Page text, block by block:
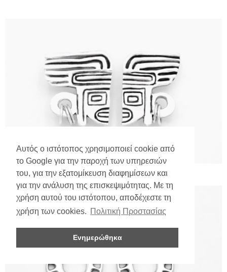
Αυτός ο ιστότοπος χρησιμοποιεί cookie από
το Google για την παροχή των υπηρεσιών
του, για την εξατομίκευση διαφημίσεων και
για την ανάλυση της επισκεψιμότητας. Με τη
χρήση αυτού του ιστότοπου, αποδέχεστε τη
χρήση των cookies. Πολιτική Προστασίας
Ενημερώθηκα